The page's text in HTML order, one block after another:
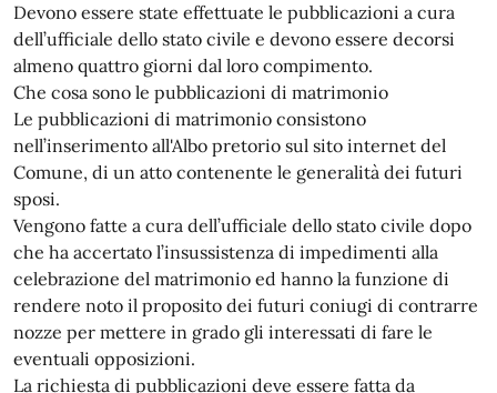
Devono essere state effettuate le pubblicazioni a cura
dell’ufficiale dello stato civile e devono essere decorsi
almeno quattro giorni dal loro compimento.
Che cosa sono le pubblicazioni di matrimonio
Le pubblicazioni di matrimonio consistono
nell’inserimento all'Albo pretorio sul sito internet del
Comune, di un atto contenente le generalità dei futuri
sposi.
Vengono fatte a cura dell’ufficiale dello stato civile dopo
che ha accertato l’insussistenza di impedimenti alla
celebrazione del matrimonio ed hanno la funzione di
rendere noto il proposito dei futuri coniugi di contrarre
nozze per mettere in grado gli interessati di fare le
eventuali opposizioni.
La richiesta di pubblicazioni deve essere fatta da